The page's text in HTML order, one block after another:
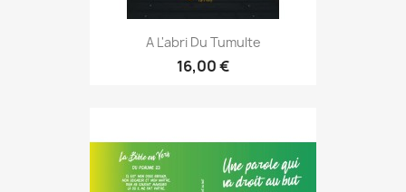
A L'abri Du Tumulte
16,00 €